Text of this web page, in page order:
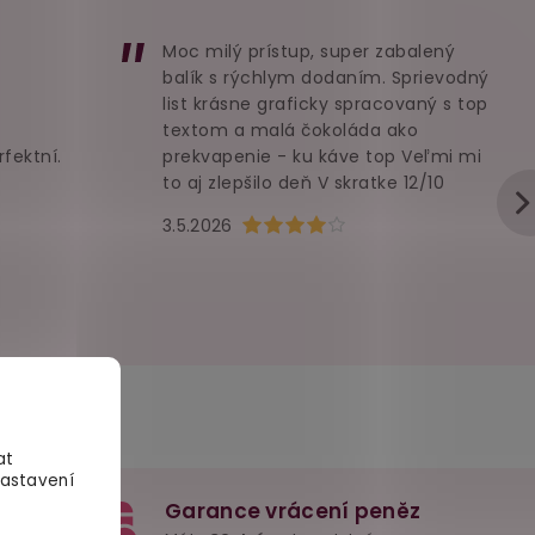
je 5 z 5 hvězdiček.
Hodnocení obchodu je 4 z 5
3.5.2026
Moc milý prístup, super zabalený
balík s rýchlym dodaním. Sprievodný
list krásne graficky spracovaný s top
textom a malá čokoláda ako
prekvapenie - ku káve top Veľmi mi
to aj zlepšilo deň V skratke 12/10
Garance vrácení peněz